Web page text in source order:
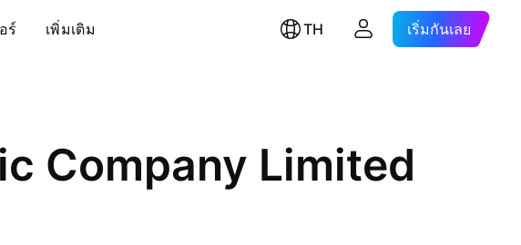
ร์ เพิ่มเติม TH เริ่มกันเลย
Company Limited